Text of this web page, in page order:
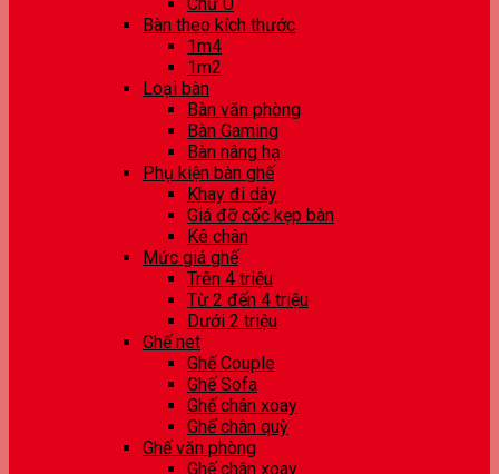
Bàn theo kích thước
1m4
1m2
Loại bàn
Bàn văn phòng
Bàn Gaming
Bàn nâng hạ
Phụ kiện bàn ghế
Khay đi dây
Giá đỡ cốc kẹp bàn
Kê chân
Mức giá ghế
Trên 4 triệu
Từ 2 đến 4 triệu
Dưới 2 triệu
Ghế net
Ghế Couple
Ghế Sofa
Ghế chân xoay
Ghế chân quỳ
Ghế văn phòng
Ghế chân xoay